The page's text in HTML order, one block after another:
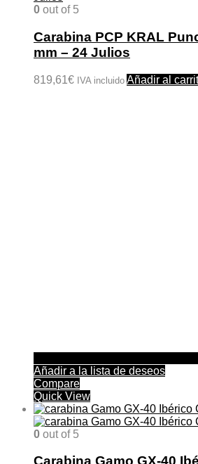
0 out of 5
Carabina PCP KRAL
mm – 24 Julios
819,61€ IVA incluido Añadir al
Añadir a la lista de deseos
Compare
Quick View
0 out of 5
Carabina Gamo GX-40